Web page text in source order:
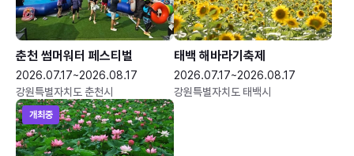
춘천 썸머워터 페스티벌
2026.07.17~2026.08.17
강원특별자치도 춘천시
태백 해바라기축제
2026.07.17~2026.08.17
강원특별자치도 태백시
개최중